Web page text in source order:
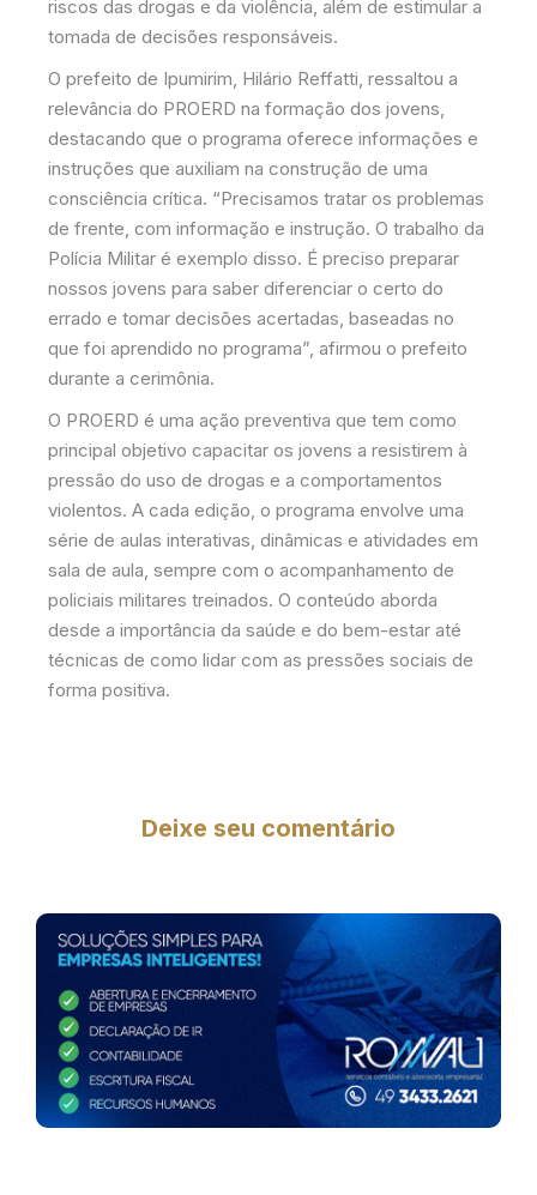
riscos das drogas e da violência, além de estimular a
tomada de decisões responsáveis.
O prefeito de Ipumirim, Hilário Reffatti, ressaltou a
relevância do PROERD na formação dos jovens,
destacando que o programa oferece informações e
instruções que auxiliam na construção de uma
consciência crítica. “Precisamos tratar os problemas
de frente, com informação e instrução. O trabalho da
Polícia Militar é exemplo disso. É preciso preparar
nossos jovens para saber diferenciar o certo do
errado e tomar decisões acertadas, baseadas no
que foi aprendido no programa”, afirmou o prefeito
durante a cerimônia.
O PROERD é uma ação preventiva que tem como
principal objetivo capacitar os jovens a resistirem à
pressão do uso de drogas e a comportamentos
violentos. A cada edição, o programa envolve uma
série de aulas interativas, dinâmicas e atividades em
sala de aula, sempre com o acompanhamento de
policiais militares treinados. O conteúdo aborda
desde a importância da saúde e do bem-estar até
técnicas de como lidar com as pressões sociais de
forma positiva.
Deixe seu comentário